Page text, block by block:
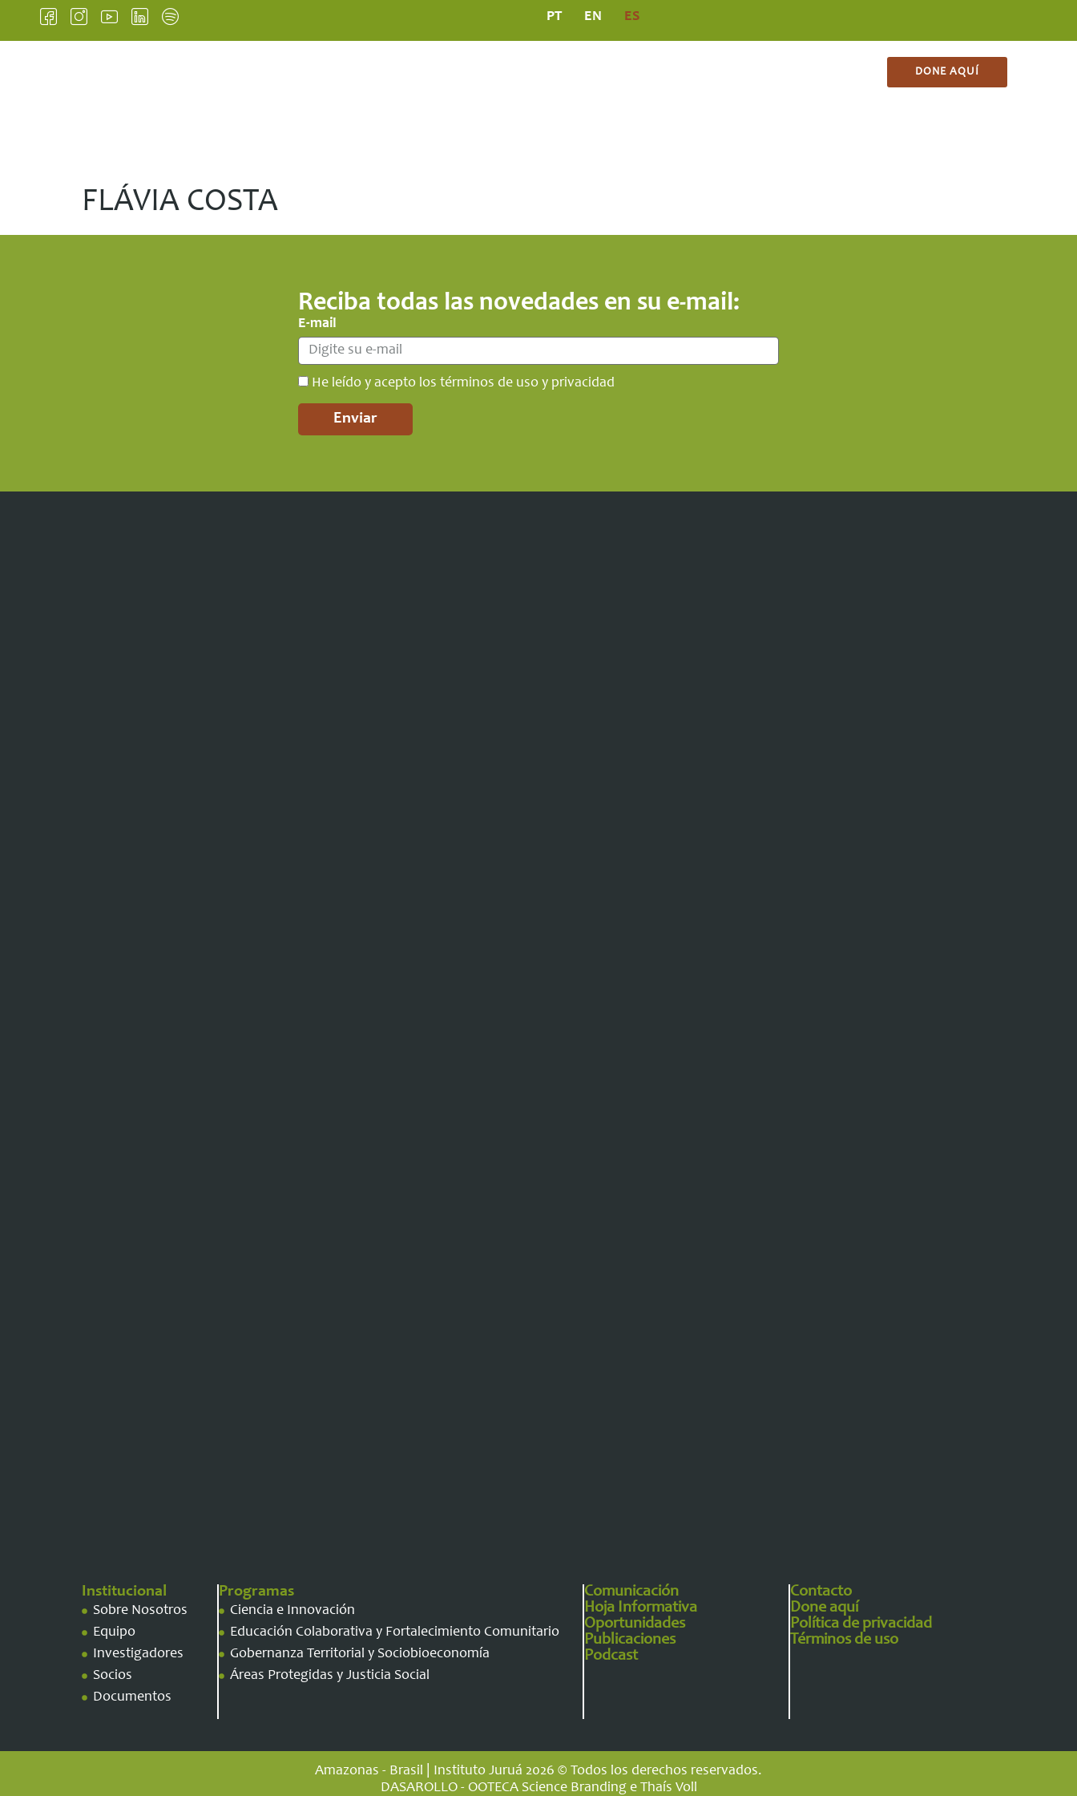
PT EN ES
DONE AQUÍ
FLÁVIA COSTA
Reciba todas las novedades en su e-mail:
E-mail
He leído y acepto los términos de uso y privacidad
Enviar
Institucional
Sobre Nosotros
Equipo
Investigadores
Socios
Documentos
Programas
Ciencia e Innovación
Educación Colaborativa y Fortalecimiento Comunitario
Gobernanza Territorial y Sociobioeconomía
Áreas Protegidas y Justicia Social
Comunicación
Hoja Informativa
Oportunidades
Publicaciones
Podcast
Contacto
Done aquí
Política de privacidad
Términos de uso
Amazonas - Brasil | Instituto Juruá 2026 © Todos los derechos reservados.
DASAROLLO - OOTECA Science Branding e Thaís Voll